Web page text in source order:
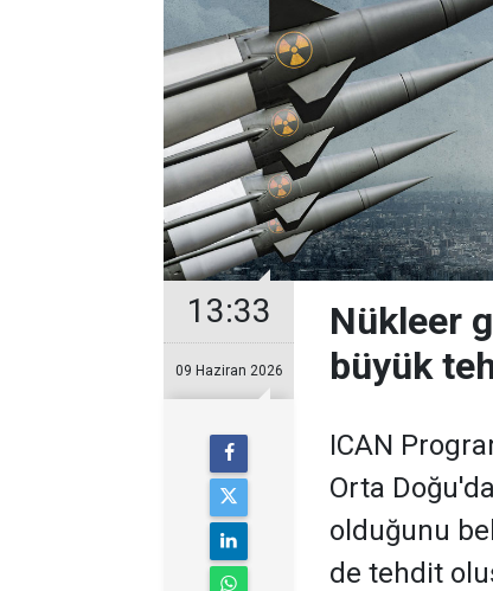
13:33
09 Haziran 2026
Nükleer
büyük
ICAN
Orta
olduğunu
de tehdit